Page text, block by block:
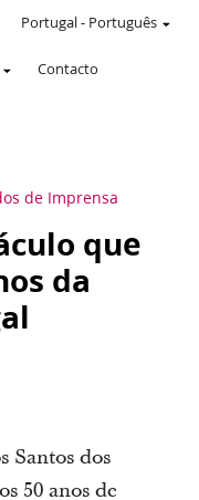
Contacto
Portugal- Português
de Imprensa
que
da
Santos dos
50 anos de